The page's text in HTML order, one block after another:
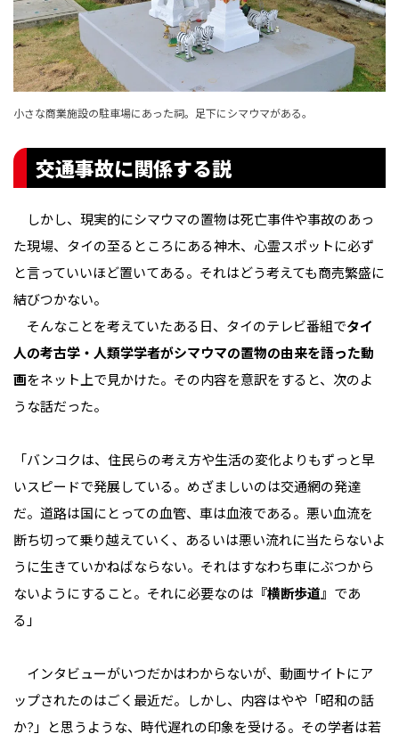
小さな商業施設の駐車場にあった祠。足下にシマウマがある。
交通事故に関係する説
しかし、現実的にシマウマの置物は死亡事件や事故のあっ
た現場、タイの至るところにある神木、心霊スポットに必ず
と言っていいほど置いてある。それはどう考えても商売繁盛に
結びつかない。
そんなことを考えていたある日、タイのテレビ番組でタイ
人の考古学・人類学学者がシマウマの置物の由来を語った動
画をネット上で見かけた。その内容を意訳をすると、次のよ
うな話だった。
「バンコクは、住民らの考え方や生活の変化よりもずっと早
いスピードで発展している。めざましいのは交通網の発達
だ。道路は国にとっての血管、車は血液である。悪い血流を
断ち切って乗り越えていく、あるいは悪い流れに当たらないよ
うに生きていかねばならない。それはすなわち車にぶつから
ないようにすること。それに必要なのは 『横断歩道』 であ
る」
インタビューがいつだかはわからないが、動画サイトにア
ップされたのはごく最近だ。しかし、内容はやや「昭和の話
か?」と思うような、時代遅れの印象を受ける。その学者は若